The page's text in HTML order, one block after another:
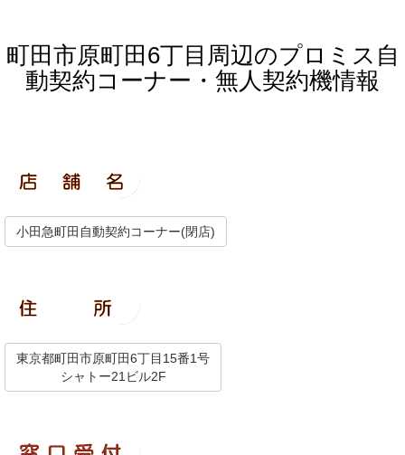
町田市原町田6丁目周辺のプロミス自
動契約コーナー・無人契約機情報
小田急町田自動契約コーナー(閉店)
東京都町田市原町田6丁目15番1号
シャトー21ビル2F